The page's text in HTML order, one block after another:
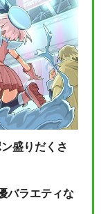
マーズ 暴走デジ
ンティア 古代デ
モン…
盛りだくさ
バラエティな